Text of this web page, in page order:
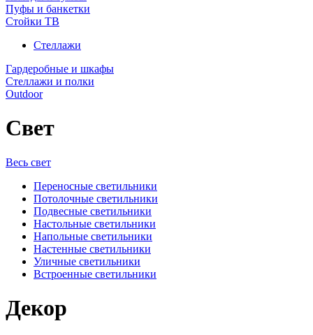
Пуфы и банкетки
Стойки ТВ
Стеллажи
Гардеробные и шкафы
Стеллажи и полки
Outdoor
Свет
Весь свет
Переносные светильники
Потолочные светильники
Подвесные светильники
Настольные светильники
Напольные светильники
Настенные светильники
Уличные светильники
Встроенные светильники
Декор